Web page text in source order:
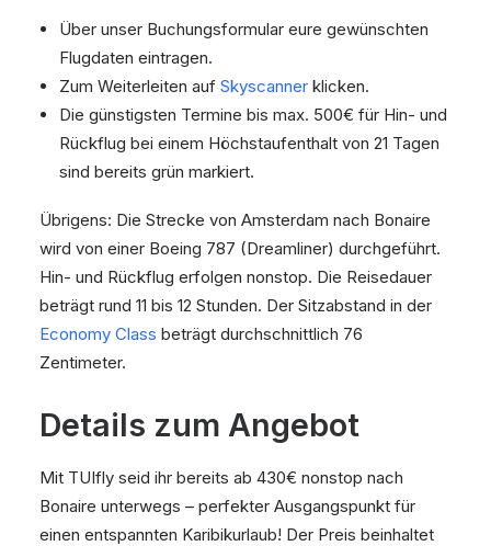
Über unser Buchungsformular eure gewünschten
Flugdaten eintragen.
Zum Weiterleiten auf Skyscanner klicken.
Die günstigsten Termine bis max. 500€ für Hin- und
Rückflug bei einem Höchstaufenthalt von 21 Tagen
sind bereits grün markiert.
Übrigens: Die Strecke von Amsterdam nach Bonaire
wird von einer Boeing 787 (Dreamliner) durchgeführt.
Hin- und Rückflug erfolgen nonstop. Die Reisedauer
beträgt rund 11 bis 12 Stunden. Der Sitzabstand in der
Economy Class beträgt durchschnittlich 76
Zentimeter.
Details zum Angebot
Mit TUIfly seid ihr bereits ab 430€ nonstop nach
Bonaire unterwegs – perfekter Ausgangspunkt für
einen entspannten Karibikurlaub! Der Preis beinhaltet